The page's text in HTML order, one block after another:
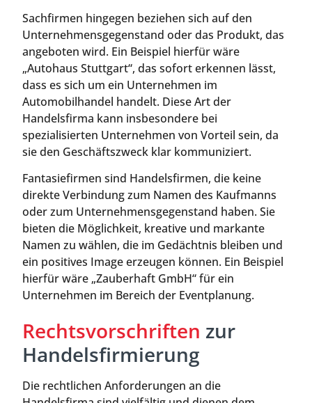
Sachfirmen hingegen beziehen sich auf den
Unternehmensgegenstand oder das Produkt, das
angeboten wird. Ein Beispiel hierfür wäre
„Autohaus Stuttgart“, das sofort erkennen lässt,
dass es sich um ein Unternehmen im
Automobilhandel handelt. Diese Art der
Handelsfirma kann insbesondere bei
spezialisierten Unternehmen von Vorteil sein, da
sie den Geschäftszweck klar kommuniziert.
Fantasiefirmen sind Handelsfirmen, die keine
direkte Verbindung zum Namen des Kaufmanns
oder zum Unternehmensgegenstand haben. Sie
bieten die Möglichkeit, kreative und markante
Namen zu wählen, die im Gedächtnis bleiben und
ein positives Image erzeugen können. Ein Beispiel
hierfür wäre „Zauberhaft GmbH“ für ein
Unternehmen im Bereich der Eventplanung.
Rechtsvorschriften zur
Handelsfirmierung
Die rechtlichen Anforderungen an die